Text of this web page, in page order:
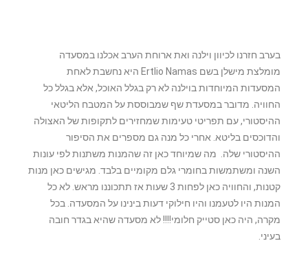
בערב חזרנו לכיוון וילנה ואת ארוחת הערב אכלנו במסעדה
מומלצת מישלן בשם Ertlio Namas היא נחשבת לאחת
המסעדות המיוחדות בוילנה לא רק בגלל האוכל, אלא בגלל כל
החוויה. מדובר במסעדת שף שמבוססת על המטבח הליטאי
ההיסטורי, עם תפריטי טעימות שמחזירים לתקופות של האצולה
והדוכסים בליטא. אחרי כל מנה גם מספרים את הסיפור
ההיסטורי שלה. ‏ מה שמיוחד כאן זה שהמנות משתנות לפי עונות
השנה ומשתמשות בחומרי גלם מקומיים בלבד. מגישים כאן מנות
קטנות, והחוויה כאן לפחות 3 שעות אז תתכוננו מראש. לא כל
המנות היו לטעמנו והיו חילוקי דעות בינינו על המסעדה. בכל
מקרה, היה כאן סטייק חלומי!!!! לא מסעדה שהיא בגדר חובה
בעיני.